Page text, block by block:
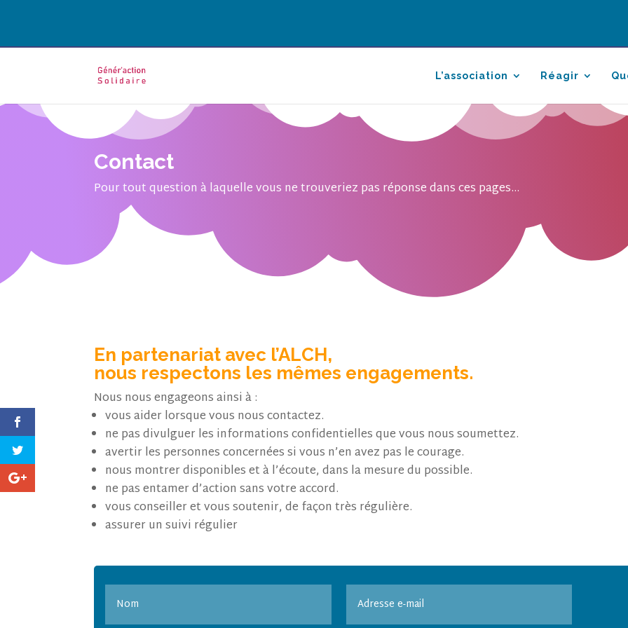
L’association Réagir
Contact
Pour tout question à laquelle vous ne trouveriez pas réponse dans ces pages...
En partenariat avec l’ALCH,
nous respectons les mêmes engagements.
Nous nous engageons ainsi à :
vous aider lorsque vous nous contactez.
ne pas divulguer les informations confidentielles que vous nous soumettez.
avertir les personnes concernées si vous n’en avez pas le courage.
nous montrer disponibles et à l’écoute, dans la mesure du possible.
ne pas entamer d’action sans votre accord.
vous conseiller et vous soutenir, de façon très régulière.
assurer un suivi régulier